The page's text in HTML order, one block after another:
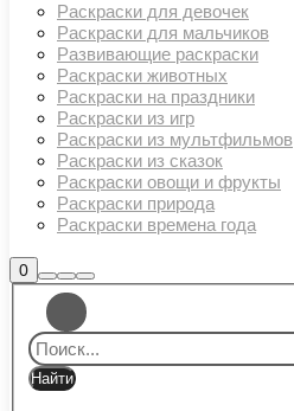
Раскраски для девочек
Раскраски для мальчиков
Развивающие раскраски
Раскраски животных
Раскраски на праздники
Раскраски из игр
Раскраски из мультфильмов
Раскраски из сказок
Раскраски овощи и фрукты
Раскраски природа
Раскраски времена года
0Боковая
панель
магазина
Найти
Больше
информации
Главное
меню